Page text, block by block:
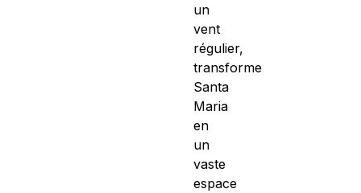
un
vent
régulier,
transforme
Santa
Maria
en
un
vaste
espace